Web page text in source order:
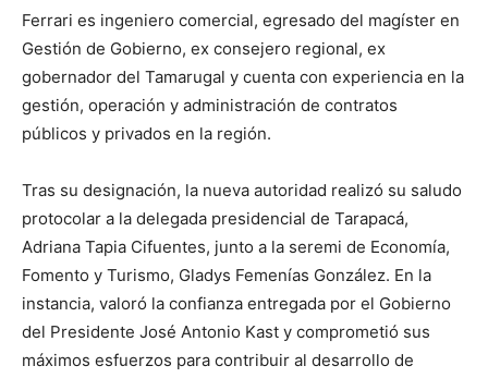
Ferrari es ingeniero comercial, egresado del magíster en
Gestión de Gobierno, ex consejero regional, ex
gobernador del Tamarugal y cuenta con experiencia en la
gestión, operación y administración de contratos
públicos y privados en la región.
Tras su designación, la nueva autoridad realizó su saludo
protocolar a la delegada presidencial de Tarapacá,
Adriana Tapia Cifuentes, junto a la seremi de Economía,
Fomento y Turismo, Gladys Femenías González. En la
instancia, valoró la confianza entregada por el Gobierno
del Presidente José Antonio Kast y comprometió sus
máximos esfuerzos para contribuir al desarrollo de